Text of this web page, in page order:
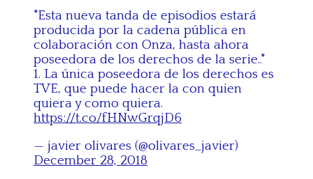
"Esta nueva tanda de episodios estará
producida por la cadena pública en
colaboración con Onza, hasta ahora
poseedora de los derechos de la serie.."
1. La única poseedora de los derechos es
TVE, que puede hacer la con quien
quiera y como quiera.
https://t.co/fHNwGrqjD6
— javier olivares (@olivares_javier)
December 28, 2018